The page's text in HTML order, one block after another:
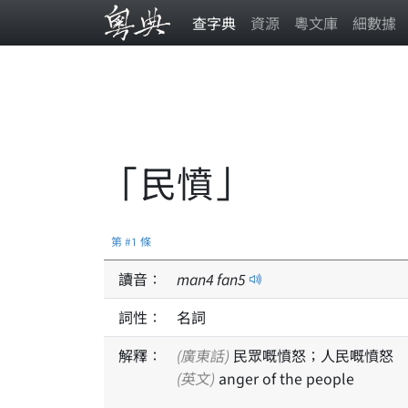
查字典 資源 粵文庫 細數據
「民憤」
第 #1 條
讀音： man4fan5
詞性：
名詞
解釋：
(廣東話) 民眾嘅憤怒；人民嘅憤怒
(英文) anger of the people